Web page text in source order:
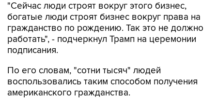
"Сейчас люди строят вокруг этого бизнес,
богатые люди строят бизнес вокруг права на
гражданство по рождению. Так это не должно
работать", - подчеркнул Трамп на церемонии
подписания.
По его словам, "сотни тысяч" людей
воспользовались таким способом получения
американского гражданства.